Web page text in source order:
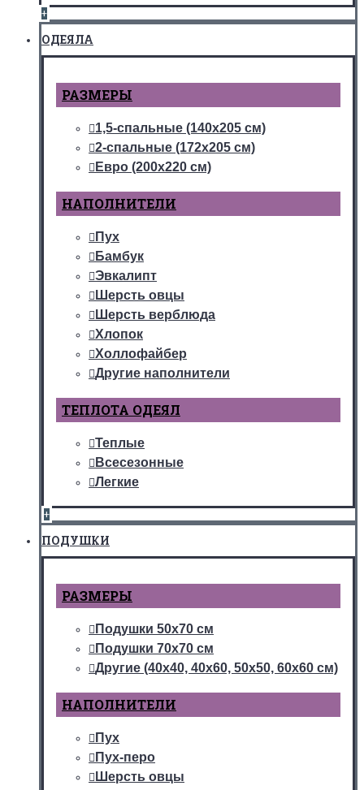
+
ОДЕЯЛА
РАЗМЕРЫ
1,5-спальные (140х205 см)
2-спальные (172х205 см)
Евро (200х220 см)
НАПОЛНИТЕЛИ
Пух
Бамбук
Эвкалипт
Шерсть овцы
Шерсть верблюда
Хлопок
Холлофайбер
Другие наполнители
ТЕПЛОТА ОДЕЯЛ
Теплые
Всесезонные
Легкие
+
ПОДУШКИ
РАЗМЕРЫ
Подушки 50х70 см
Подушки 70х70 см
Другие (40х40, 40х60, 50х50, 60х60 см)
НАПОЛНИТЕЛИ
Пух
Пух-перо
Шерсть овцы